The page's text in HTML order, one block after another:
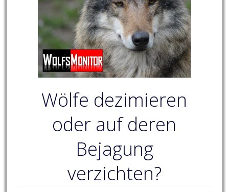
Wölfe dezimieren
oder auf deren
Bejagung
verzichten?